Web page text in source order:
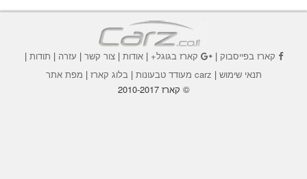
קארז בפייסבוק| קארז בגוגל+|אודות |צור קשר | עזרה | תודות |
תנאי שימוש | carz מעודד טבעונות |בלוג קארז | מפת אתר
© קארז 2010-2017